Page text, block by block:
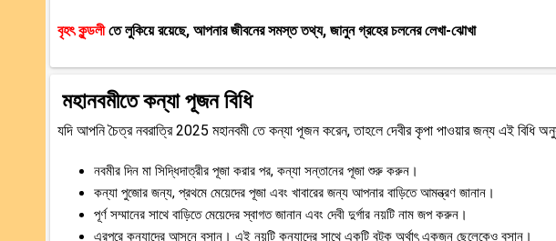
বৃহৎ কুন্ডলীতে লুকিয়ে রয়েছে, আপনার জীবনের সমস্ত তথ্য, জানুন গ্রহের চলনের লেখা-ঝোখা
মহানবমীতে কন্যা পূজন বিধি
যদি আপনি চৈত্র নবরাত্রি 2025 মহানবমী তে কন্যা পূজন করেন, তাহলে দেবীর কৃপা পাওয়ার জন্য এই বিধি
নবমীর দিন মা সিদ্ধিদাত্রীর পূজা করার পর, কন্যা সন্তানের পূজা শুরু করুন।
কন্যা পুজোর জন্য, প্রথমে মেয়েদের পূজা এবং খাবারের জন্য আপনার বাড়িতে আমন্ত্রণ জানান।
পূর্ণ সম্মানের সাথে বাড়িতে মেয়েদের স্বাগত জানান এবং দেবী দুর্গার নয়টি নাম জপ করুন।
এরপরে কন্যাদের আসনে বসান। এই নয়টি কন্যাদের সাথে একটি বটুক অর্থাৎ একজন ছেলেকেও বসান।